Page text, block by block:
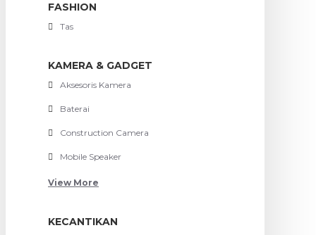
FASHION
Tas
KAMERA & GADGET
Aksesoris Kamera
Baterai
Construction Camera
Mobile Speaker
View More
KECANTIKAN